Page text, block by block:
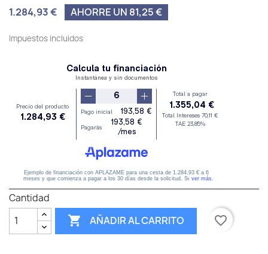
1.284,93 €
AHORRE UN 81,25 €
Impuestos incluidos
Cantidad
 AÑADIR AL CARRITO favorite_border